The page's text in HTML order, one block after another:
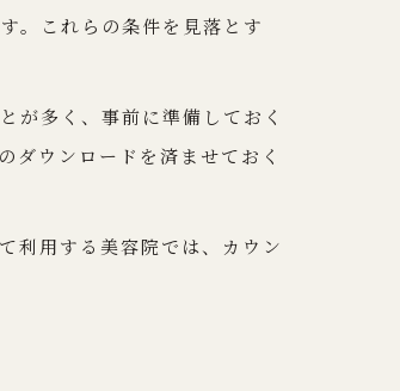
。これらの条件を見落とす
が多く、事前に準備しておく
ダウンロードを済ませておく
利用する美容院では、カウン